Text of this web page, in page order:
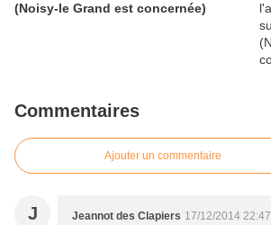
(Noisy-le Grand est concernée)
Commentaires
Ajouter un commentaire
J Jeannot des Clapiers 17/12/2014 22:47